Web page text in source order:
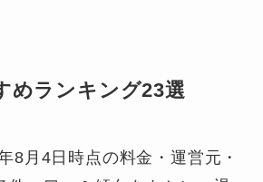
めランキング23選
8月4日時点の料金・運営元・